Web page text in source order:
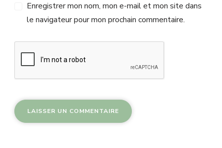
Enregistrer mon nom, mon e-mail et mon site dans
le navigateur pour mon prochain commentaire.